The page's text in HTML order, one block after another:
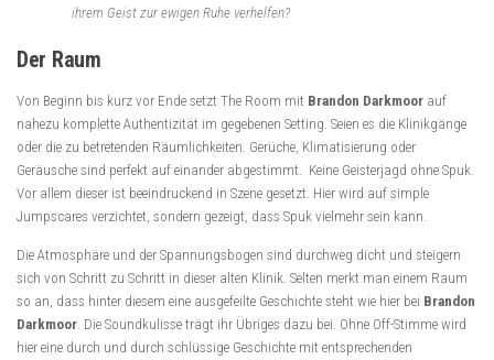
ihrem Geist zur ewigen Ruhe verhelfen?
Der Raum
Von Beginn bis kurz vor Ende setzt The Room mit Brandon Darkmoor auf
nahezu komplette Authentizität im gegebenen Setting. Seien es die Klinikgänge
oder die zu betretenden Räumlichkeiten. Gerüche, Klimatisierung oder
Geräusche sind perfekt auf einander abgestimmt. Keine Geisterjagd ohne Spuk.
Vor allem dieser ist beeindruckend in Szene gesetzt. Hier wird auf simple
Jumpscares verzichtet, sondern gezeigt, dass Spuk vielmehr sein kann.
Die Atmosphäre und der Spannungsbogen sind durchweg dicht und steigern
sich von Schritt zu Schritt in dieser alten Klinik. Selten merkt man einem Raum
so an, dass hinter diesem eine ausgefeilte Geschichte steht wie hier bei Brandon
Darkmoor . Die Soundkulisse trägt ihr Übriges dazu bei. Ohne Off-Stimme wird
hier eine durch und durch schlüssige Geschichte mit entsprechenden